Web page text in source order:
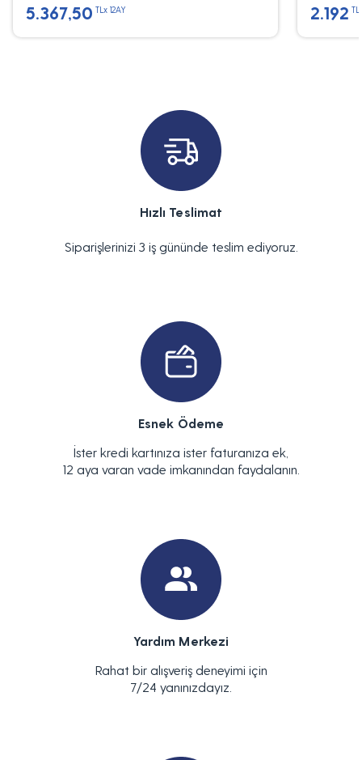
5.367,50 TLx 12AY 2.192
Hızlı Teslimat
Siparişlerinizi 3 iş gününde teslim ediyoruz.
Esnek Ödeme
İster kredi kartınıza ister faturanıza ek,
12 aya varan vade imkanından faydalanın.
Yardım Merkezi
Rahat bir alışveriş deneyimi için
7/24 yanınızdayız.